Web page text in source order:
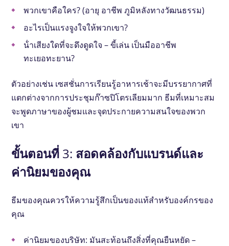
พวกเขาคือใคร? (อายุ อาชีพ ภูมิหลังทางวัฒนธรรม)
อะไรเป็นแรงจูงใจให้พวกเขา?
น้ําเสียงใดที่จะดึงดูดใจ – ขี้เล่น เป็นมืออาชีพ
ทะเยอทะยาน?
ตัวอย่างเช่น เซสชั่นการเรียนรู้อาหารเช้าจะมีบรรยากาศที่
แตกต่างจากการประชุมก๊าซปิโตรเลียมมาก ธีมที่เหมาะสม
จะพูดภาษาของผู้ชมและจุดประกายความสนใจของพวก
เขา
ขั้นตอนที่ 3: สอดคล้องกับแบรนด์และ
ค่านิยมของคุณ
ธีมของคุณควรให้ความรู้สึกเป็นของแท้สําหรับองค์กรของ
คุณ
ค่านิยมของบริษัท: มันสะท้อนถึงสิ่งที่คุณยืนหยัด –